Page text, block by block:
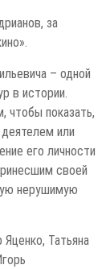
за
– одной
в истории.
чтобы показать,
или
его личности
своей
нерушимую
Татьяна